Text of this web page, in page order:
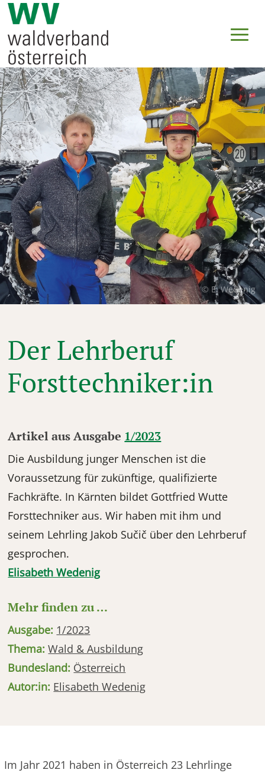
© E. Wedenig
Der Lehrberuf
Forsttechniker:in
Artikel aus Ausgabe 1/2023
Die Ausbildung junger Menschen ist die
Voraussetzung für zukünftige, qualifizierte
Fachkräfte. In Kärnten bildet Gottfried Wutte
Forsttechniker aus. Wir haben mit ihm und
seinem Lehrling Jakob Sučič über den Lehrberuf
gesprochen.
Elisabeth Wedenig
Mehr finden zu …
Ausgabe: 1/2023
Thema: Wald & Ausbildung
Bundesland: Österreich
Autor:in: Elisabeth Wedenig
Im Jahr 2021 haben in Österreich 23 Lehrlinge